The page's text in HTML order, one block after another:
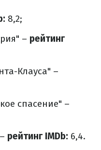
8,2;
– рейтинг
Клауса" –
спасение" –
рейтинг IMDb: 6,4.